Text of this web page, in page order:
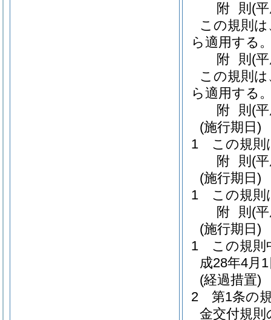
附 則 (
この規則
ら適用する
附 則 (
この規則
ら適用する
附 則 (
(施行期日)
1
この規則
附 則 (
(施行期日)
1
この規則
附 則 (
(施行期日)
1
この規則
成28年4月
(経過措置)
2
第1条の
金交付規則